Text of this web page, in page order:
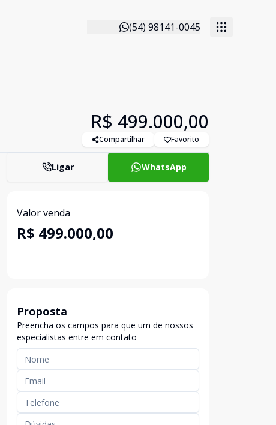
(54) 98141-0045
R$ 499.000,00
Compartilhar Favorito
Ligar WhatsApp
Valor venda
R$ 499.000,00
Proposta
Preencha os campos para que um de nossos
especialistas entre em contato